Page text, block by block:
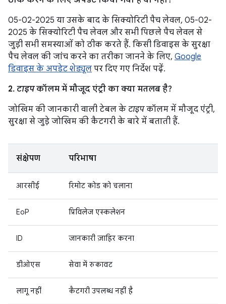
05-02-2025 या उसके बाद के सिक्योरिटी पैच लेवल, 05-02-
2025 के सिक्योरिटी पैच लेवल और सभी पिछले पैच लेवल से
जुड़ी सभी समस्याओं को ठीक करते हैं. किसी डिवाइस के सुरक्षा
पैच लेवल की जांच करने का तरीका जानने के लिए, Google
डिवाइस के अपडेट शेड्यूल पर दिए गए निर्देश पढ़ें.
2. टाइपकॉलम में मौजूद एंट्री का क्या मतलब है?
जोखिम की जानकारी वाली टेबल के टाइपकॉलम में मौजूद एंट्री,
सुरक्षा से जुड़े जोखिम की कैटगरी के बारे में बताती हैं.
संक्षेपण परिभाषा
आरसीई रिमोट कोड को चलाना
EoP प्रिविलेज एस्कलेशन
ID जानकारी ज़ाहिर करना
डीओएस सेवा में रुकावट
लागू नहीं कैटगरी उपलब्ध नहीं है